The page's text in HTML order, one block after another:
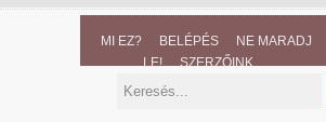
MI EZ? BELÉPÉS
NE MARADJ
LE!
SZERZŐINK